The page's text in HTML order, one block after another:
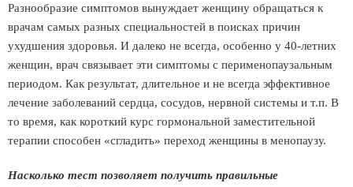
Разнообразие симптомов вынуждает женщину обращаться к
врачам самых разных специальностей в поисках причин
ухудшения здоровья. И далеко не всегда, особенно у 40-летних
женщин, врач связывает эти симптомы с перименопаузальным
периодом. Как результат, длительное и не всегда эффективное
лечение заболеваний сердца, сосудов, нервной системы и т.п. В
то время, как короткий курс гормональной заместительной
терапии способен «сгладить» переход женщины в менопаузу.
Насколько тест позволяет получить правильные